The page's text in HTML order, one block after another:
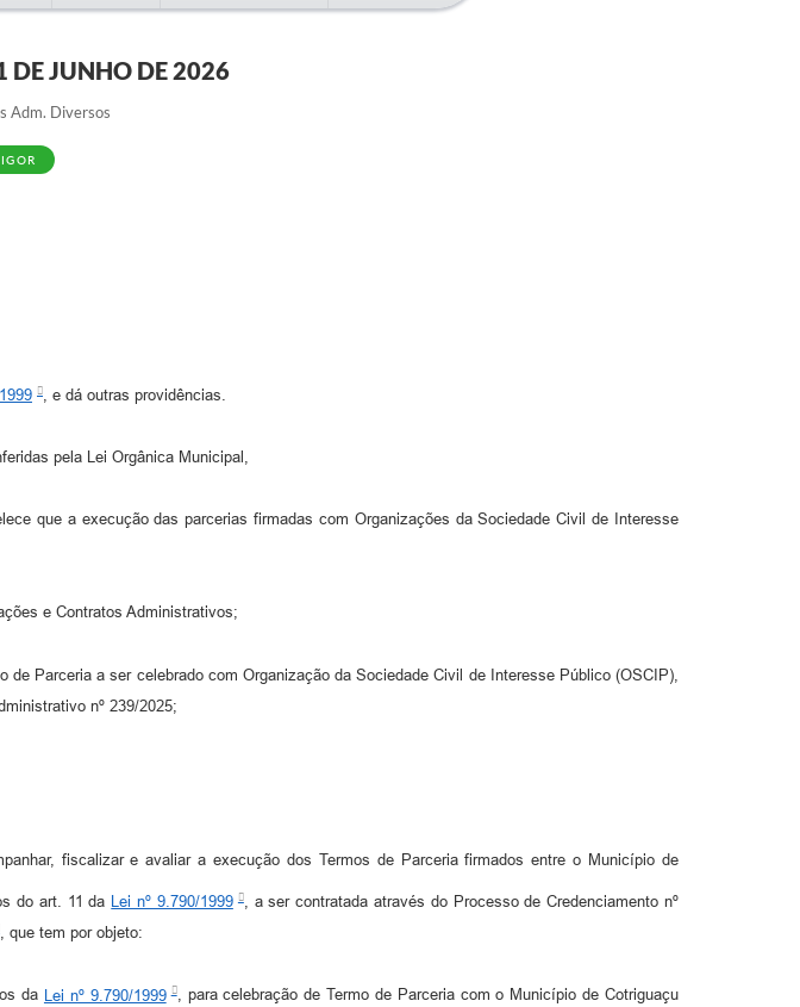
DE JUNHO DE 2026
Adm. Diversos
, e dá outras providências.
pela Lei Orgânica Municipal,
que a execução das parcerias firmadas com Organizações da Sociedade Civil de Interesse
e Contratos Administrativos;
Parceria a ser celebrado com Organização da Sociedade Civil de Interesse Público (OSCIP),
nº 239/2025;
fiscalizar e avaliar a execução dos Termos de Parceria firmados entre o Município de
do art. 11 da Lei nº 9.790/1999 , a ser contratada através do Processo de Credenciamento nº
, que tem por objeto:
da Lei nº 9.790/1999 , para celebração de Termo de Parceria com o Município de Cotriguaçu